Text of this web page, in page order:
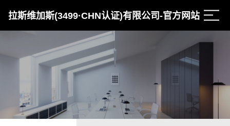
拉斯维加斯(3499·CHN认证)有限公司-官方网站